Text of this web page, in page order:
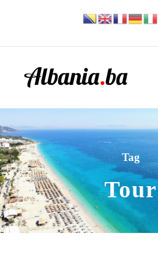
Tag
Tour